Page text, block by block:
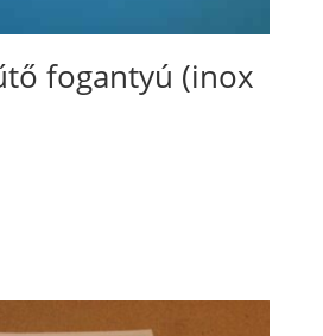
fogantyú (inox